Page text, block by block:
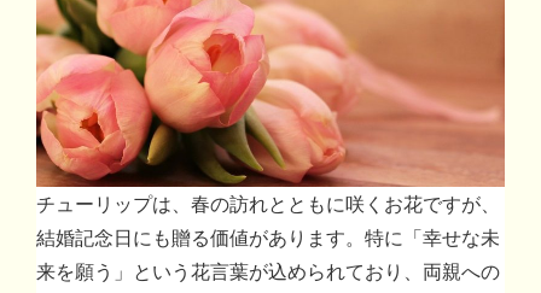
チューリップは、春の訪れとともに咲くお花ですが、
結婚記念日にも贈る価値があります。特に「幸せな未
来を願う」という花言葉が込められており、両親への